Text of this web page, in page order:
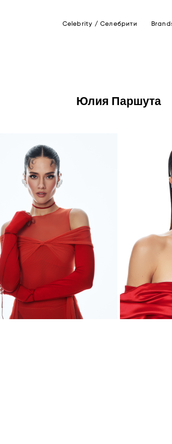
Celebrity / Селебрити
Юлия Паршута